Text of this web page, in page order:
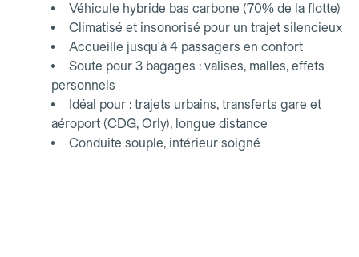
Véhicule hybride bas carbone (70% de la flotte)
Climatisé et insonorisé pour un trajet silencieux
Accueille jusqu'à 4 passagers en confort
Soute pour 3 bagages : valises, malles, effets
personnels
Idéal pour : trajets urbains, transferts gare et
aéroport (CDG, Orly), longue distance
Conduite souple, intérieur soigné